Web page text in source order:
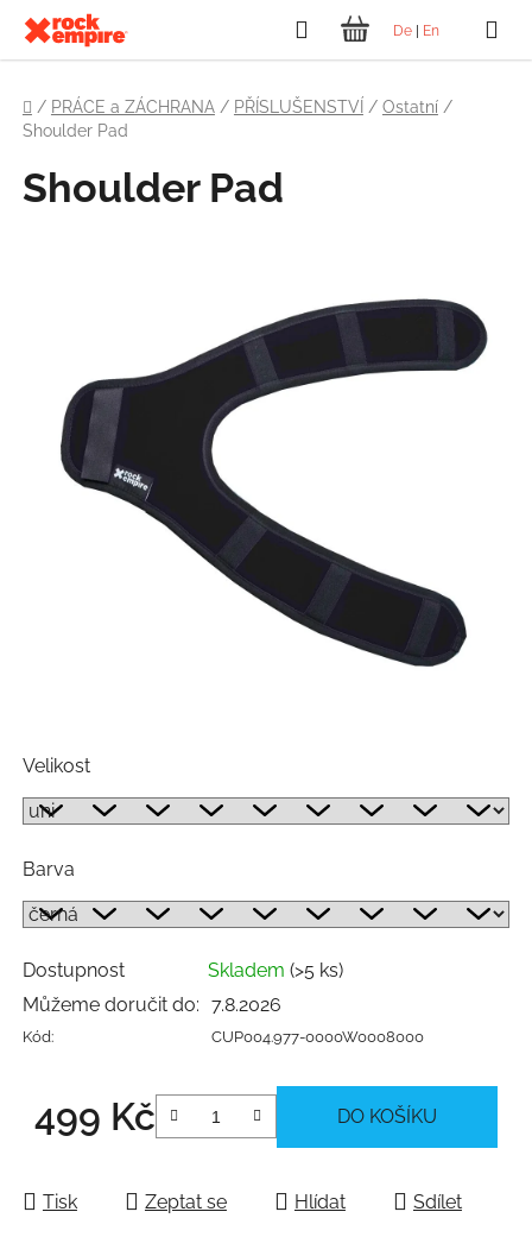
obsah
De En
Hledat
NÁKUPNÍ
KOŠÍK
Domů
/ PRÁCE a ZÁCHRANA / PŘÍSLUŠENSTVÍ / Ostatní /
Shoulder Pad
Velikost
Barva
Dostupnost Skladem (>5 ks)
Můžeme doručit do: 7.8.2026
Kód: CUP004.977-0000W0008000
499 Kč DO KOŠÍKU
Tisk Zeptat se Hlídat Sdílet
Shoulder Pad